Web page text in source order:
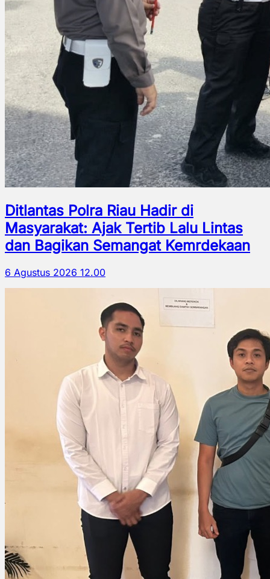
Ditlantas Polra Riau Hadir di
Masyarakat: Ajak Tertib Lalu Lintas
dan Bagikan Semangat Kemrdekaan
6 Agustus 2026 12.00